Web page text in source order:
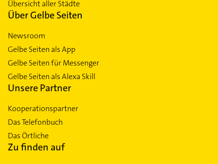
Übersicht aller Städte
Über Gelbe Seiten
Newsroom
Gelbe Seiten als App
Gelbe Seiten für Messenger
Gelbe Seiten als Alexa Skill
Unsere Partner
Kooperationspartner
Das Telefonbuch
Das Örtliche
Zu finden auf